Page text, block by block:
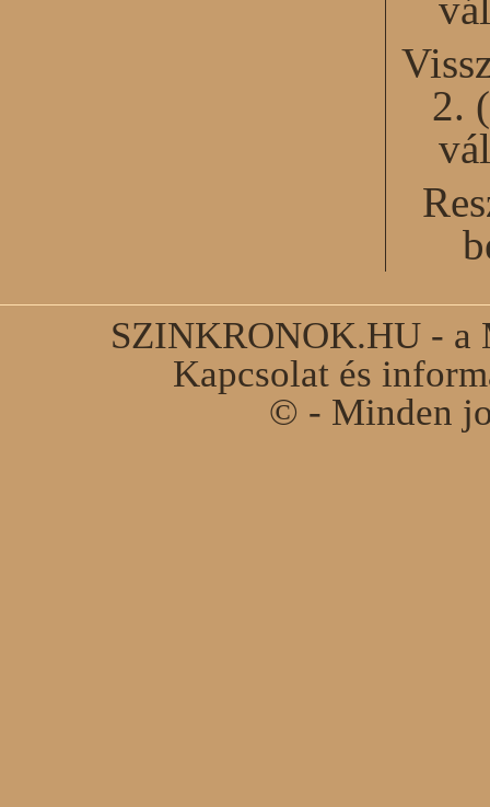
2.
SZINKRONOK.HU - a
Kapcsolat és
© - Minden